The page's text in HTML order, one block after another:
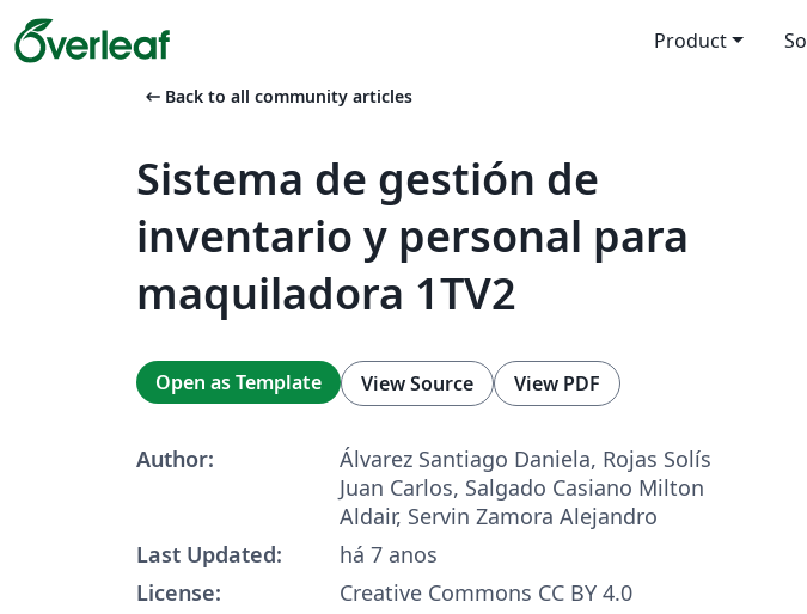
Product
arrow_left_alt Back to all community articles
Sistema de gestión de
inventario y personal para
maquiladora 1TV2
Open as Template View Source View PDF
Author:
Álvarez Santiago Daniela, Rojas Solís
Juan Carlos, Salgado Casiano Milton
Aldair, Servin Zamora Alejandro
Last Updated:
há 7 anos
License:
Creative Commons CC BY 4.0